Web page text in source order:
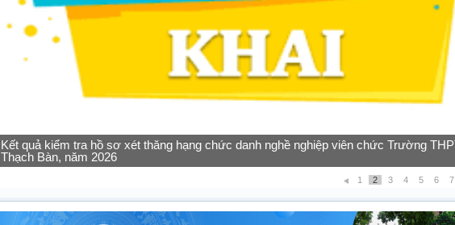
Tra cứu thông tin lớp học của học sinh vào lớp 10 năm học 2026-2027
1 2 3 4 5 6 7